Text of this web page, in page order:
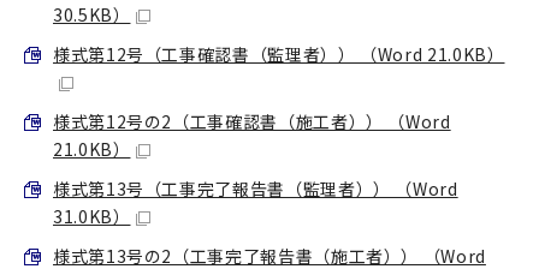
30.5KB）
様式第12号（工事確認書（監理者）） （Word 21.0KB）
様式第12号の2（工事確認書（施工者）） （Word
21.0KB）
様式第13号（工事完了報告書（監理者）） （Word
31.0KB）
様式第13号の2（工事完了報告書（施工者）） （Word